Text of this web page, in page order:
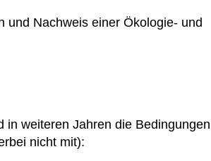
und Nachweis einer Ökologie- und
in weiteren Jahren die
nicht mit):